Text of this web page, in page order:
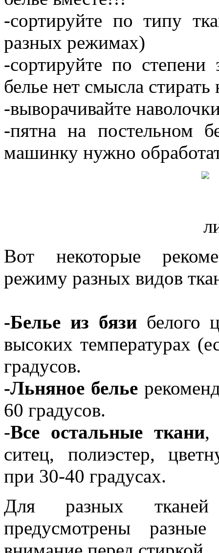
-сортируйте по типу
разных режимах)
-сортируйте по степени
белье нет смысла
-выворачивайте
-пятна на постельном
машинку нужно
Вот некоторые
режиму разных видов
-Белье из бязибелого
высоких температурах
градусов.
-Льняное белье
60 градусов.
-Все остальные ткани,
ситец, полиэстер,
при 30-40 градусах.
Для разных
предусмотрены